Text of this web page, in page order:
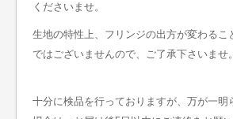
くださいませ。
生地の特性上、フリンジの出方が変わるこ
ではございませんので、ご了承下さいませ。
十分に検品を行っておりますが、万が一明